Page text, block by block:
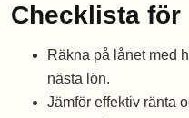
Checklista
Räkna på lånet med
nästa lön.
Jämför effektiv ränta